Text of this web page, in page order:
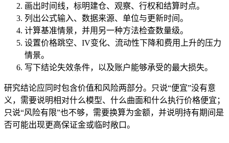
画出时间线，标明建仓、观察、行权和结算时点。
列出公式输入、数据来源、单位与更新时间。
计算基准情景，并用另一种方法检查数量级。
设置价格跳空、IV变化、流动性下降和费用上升的压力
情景。
写下结论失效条件，以及账户能够承受的最大损失。
研究结论应同时包含价值和风险两部分。只说“便宜”没有意
义，需要说明相对什么模型、什么曲面和什么执行价格便宜；
只说“风险有限”也不够，需要换算为金额，并说明持有期间是
否可能出现更高保证金或临时敞口。